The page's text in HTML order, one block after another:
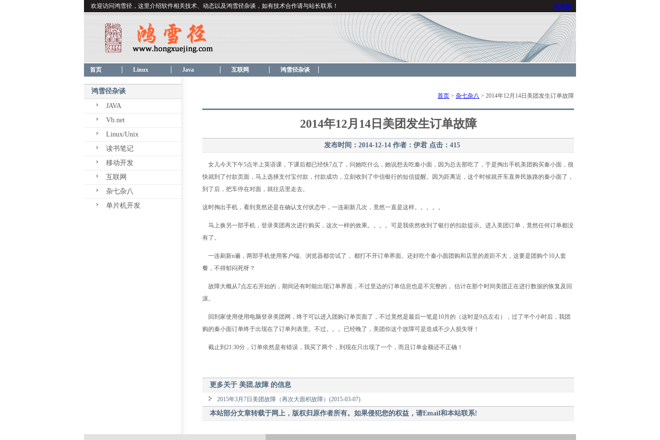
欢迎访问鸿雪径，这里介绍软件相关技术、动态以及鸿雪径杂谈，如有技术合作请与站长联系！ 邮费网
首页 Linux Java 互联网 鸿雪径杂谈
鸿雪径杂谈
JAVA
Vb.net
Linux/Unix
读书笔记
移动开发
互联网
杂七杂八
单片机开发
首页 > 杂七杂八 > 2014年12月14日美团发生订单故障
2014年12月14日美团发生订单故障
发布时间：2014-12-14 作者：伊君 点击： 415
女儿今天下午5点半上英语课，下课后都已经快7点了，问她吃什么，她说想去吃秦小面，因为总去那吃了，于是掏出手机美团购买秦小面，很
快就到了付款页面，马上选择支付宝付款，付款成功，立刻收到了中信银行的短信提醒。因为距离近，这个时候就开车直奔民族路的秦小面了，
到了后，把车停在对面，就往店里走去。
这时掏出手机，看到竟然还是在确认支付状态中，一连刷新几次，竟然一直是这样。。。。。
马上换另一部手机，登录美团再次进行购买，这次一样的效果。。。。可是我依然收到了银行的扣款提示。进入美团订单，竟然任何订单都没
有了。
一连刷新n遍，两部手机使用客户端、浏览器都尝试了， 都打不开订单界面。还好吃个秦小面团购和店里的差距不大，这要是团购个10人套
餐，不得郁闷死呀？
故障大概从7点左右开始的，期间还有时能出现订单界面，不过里边的订单信息也是不完整的， 估计在那个时间美团正在进行数据的恢复及回
滚。
回到家使用使用电脑登录美团网，终于可以进入团购订单页面了，不过竟然是最后一笔是10月的（这时是9点左右），过了半个小时后，我团
购的秦小面订单终于出现在了订单列表里。不过。。。已经晚了，美团你这个故障可是造成不少人损失呀！
截止到21:30分，订单依然是有错误，我买了两个，到现在只出现了一个，而且订单金额还不正确！
更多关于 美团,故障 的信息
2015年3月7日美团故障（再次大面积故障） (2015-03-07)
本站部分文章转载于网上，版权归原作者所有。如果侵犯您的权益，请Email和本站联系!